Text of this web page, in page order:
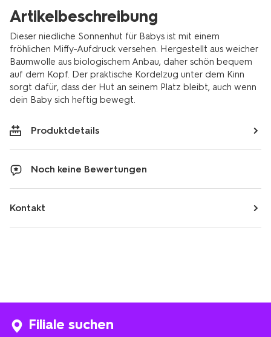
Artikelbeschreibung
Dieser niedliche Sonnenhut für Babys ist mit einem
fröhlichen Miffy-Aufdruck versehen. Hergestellt aus weicher
Baumwolle aus biologischem Anbau, daher schön bequem
auf dem Kopf. Der praktische Kordelzug unter dem Kinn
sorgt dafür, dass der Hut an seinem Platz bleibt, auch wenn
dein Baby sich heftig bewegt.
Produktdetails
Noch keine Bewertungen
Kontakt
Filiale suchen